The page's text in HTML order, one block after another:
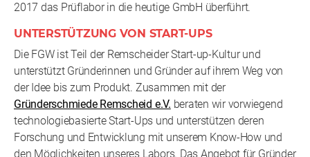
2017 das Prüflabor in die heutige GmbH überführt.
UNTERSTÜTZUNG VON START-UPS
Die FGW ist Teil der Remscheider Start-up-Kultur und
unterstützt Gründerinnen und Gründer auf ihrem Weg von
der Idee bis zum Produkt. Zusammen mit der
Gründerschmiede Remscheid e.V. beraten wir vorwiegend
technologiebasierte Start-Ups und unterstützen deren
Forschung und Entwicklung mit unserem Know-How und
den Möglichkeiten unseres Labors. Das Angebot für Gründer